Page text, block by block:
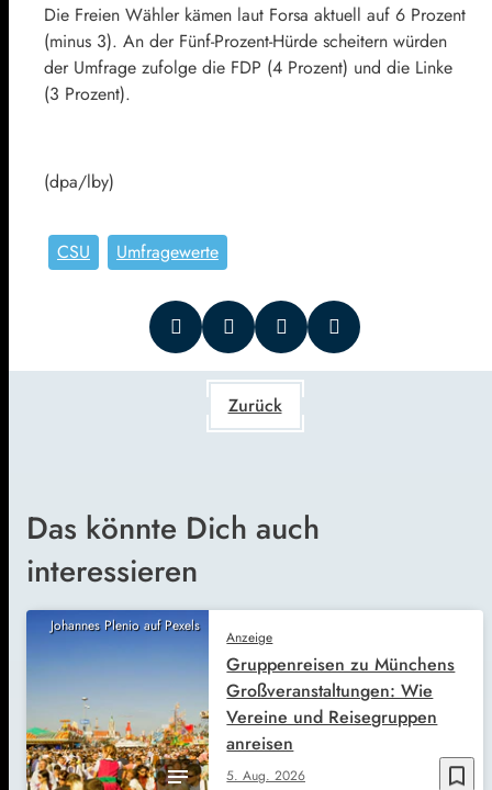
Die Freien Wähler kämen laut Forsa aktuell auf 6 Prozent
(minus 3). An der Fünf-Prozent-Hürde scheitern würden
der Umfrage zufolge die FDP (4 Prozent) und die Linke
(3 Prozent).
(dpa/lby)
CSU Umfragewerte
Zurück
Das könnte Dich auch
interessieren
Johannes Plenio auf Pexels
bookmark_border
Anzeige
5. Aug. 2026
Gruppenreisen zu Münchens
Großveranstaltungen: Wie
Vereine und Reisegruppen
anreisen